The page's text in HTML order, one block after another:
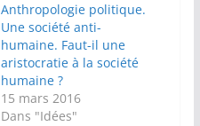
Anthropologie politique.
Une société anti-
humaine. Faut-il une
aristocratie à la société
humaine ?
15 mars 2016
Dans "Idées"